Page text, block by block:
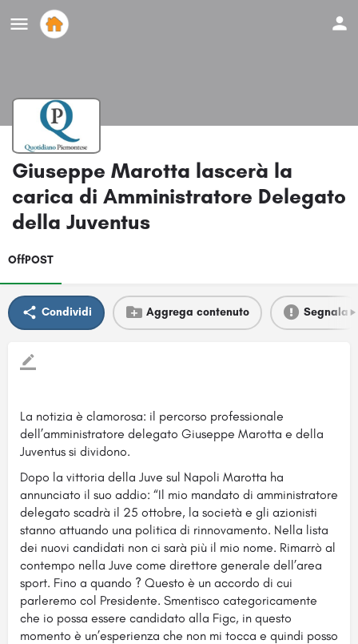
Giuseppe Marotta lascerà la
carica di Amministratore Delegato
della Juventus
OffPOST
Condividi Aggrega contenuto Segnala
La notizia è clamorosa: il percorso professionale
dell’amministratore delegato Giuseppe Marotta e della
Juventus si dividono.
Dopo la vittoria della Juve sul Napoli Marotta ha
annunciato il suo addio: “Il mio mandato di amministratore
delegato scadrà il 25 ottobre, la società e gli azionisti
stanno attuando una politica di rinnovamento. Nella lista
dei nuovi candidati non ci sarà più il mio nome. Rimarrò al
contempo nella Juve come direttore generale dell’area
sport. Fino a quando ? Questo è un accordo di cui
parleremo col Presidente. Smentisco categoricamente
che io possa essere candidato alla Figc, in questo
momento è un’esperienza che non mi tocca e quindi posso